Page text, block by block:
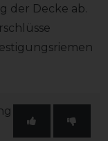
der Decke ab.